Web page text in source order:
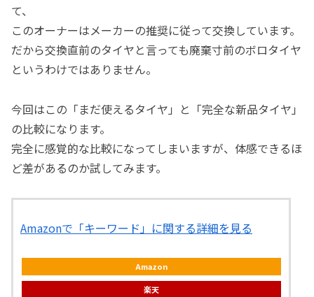
て、
このオーナーはメーカーの推奨に従って交換しています。
だから交換直前のタイヤと言っても廃棄寸前のボロタイヤ
というわけではありません。
今回はこの「まだ使えるタイヤ」と「完全な新品タイヤ」
の比較になります。
完全に感覚的な比較になってしまいますが、体感できるほ
ど差があるのか試してみます。
Amazonで「キーワード」に関する詳細を見る
Amazon
楽天